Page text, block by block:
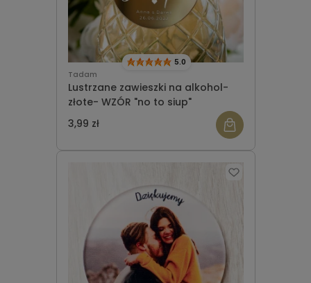
Tadam
Lustrzane zawieszki na alkohol-
złote- WZÓR "no to siup"
5.0
3,99 zł